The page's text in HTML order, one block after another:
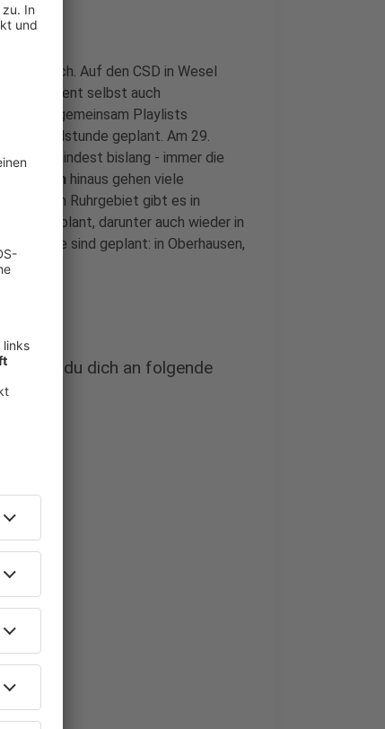
hoch. Auf den CSD in Wesel
dem Event selbst auch
werden gemeinsam Playlists
Bastelstunde geplant. Am 29.
uns - zumindest bislang - immer die
hinaus gehen viele
im Ruhrgebiet gibt es in
geplant, darunter auch wieder in
drei neue sind geplant: in Oberhausen,
kannst du dich an folgende